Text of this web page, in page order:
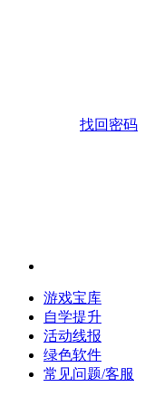
找回密码
游戏宝库
自学提升
活动线报
绿色软件
常见问题/客服